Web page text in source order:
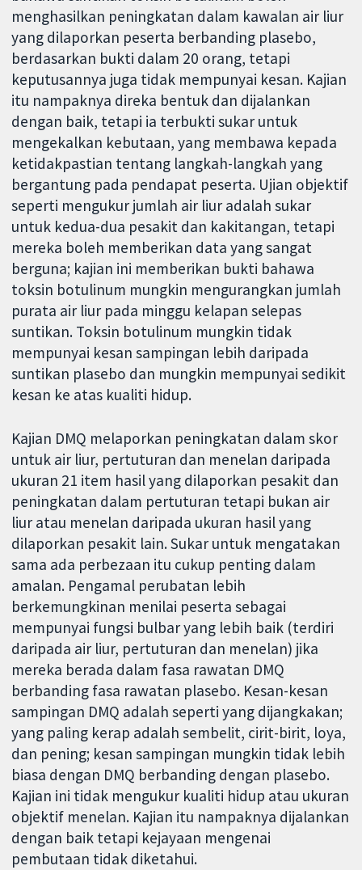
menghasilkan peningkatan dalam kawalan air liur
yang dilaporkan peserta berbanding plasebo,
berdasarkan bukti dalam 20 orang, tetapi
keputusannya juga tidak mempunyai kesan. Kajian
itu nampaknya direka bentuk dan dijalankan
dengan baik, tetapi ia terbukti sukar untuk
mengekalkan kebutaan, yang membawa kepada
ketidakpastian tentang langkah-langkah yang
bergantung pada pendapat peserta. Ujian objektif
seperti mengukur jumlah air liur adalah sukar
untuk kedua-dua pesakit dan kakitangan, tetapi
mereka boleh memberikan data yang sangat
berguna; kajian ini memberikan bukti bahawa
toksin botulinum mungkin mengurangkan jumlah
purata air liur pada minggu kelapan selepas
suntikan. Toksin botulinum mungkin tidak
mempunyai kesan sampingan lebih daripada
suntikan plasebo dan mungkin mempunyai sedikit
kesan ke atas kualiti hidup.
Kajian DMQ melaporkan peningkatan dalam skor
untuk air liur, pertuturan dan menelan daripada
ukuran 21 item hasil yang dilaporkan pesakit dan
peningkatan dalam pertuturan tetapi bukan air
liur atau menelan daripada ukuran hasil yang
dilaporkan pesakit lain. Sukar untuk mengatakan
sama ada perbezaan itu cukup penting dalam
amalan. Pengamal perubatan lebih
berkemungkinan menilai peserta sebagai
mempunyai fungsi bulbar yang lebih baik (terdiri
daripada air liur, pertuturan dan menelan) jika
mereka berada dalam fasa rawatan DMQ
berbanding fasa rawatan plasebo. Kesan-kesan
sampingan DMQ adalah seperti yang dijangkakan;
yang paling kerap adalah sembelit, cirit-birit, loya,
dan pening; kesan sampingan mungkin tidak lebih
biasa dengan DMQ berbanding dengan plasebo.
Kajian ini tidak mengukur kualiti hidup atau ukuran
objektif menelan. Kajian itu nampaknya dijalankan
dengan baik tetapi kejayaan mengenai
pembutaan tidak diketahui.